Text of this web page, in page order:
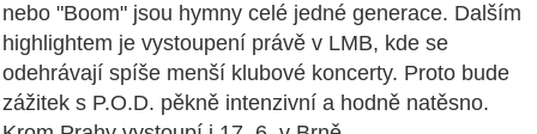
nebo "Boom" jsou hymny celé jedné generace. Dalším
highlightem je vystoupení právě v LMB, kde se
odehrávají spíše menší klubové koncerty. Proto bude
zážitek s P.O.D. pěkně intenzivní a hodně natěsno.